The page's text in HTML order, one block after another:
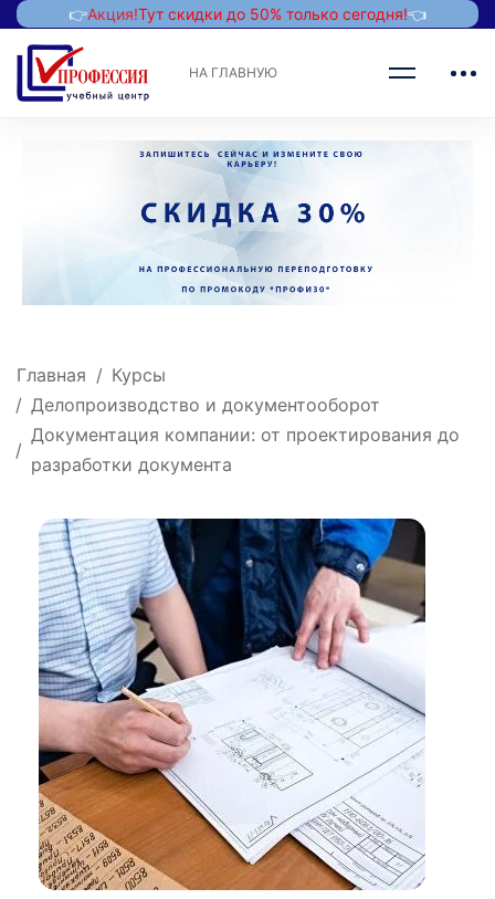
👉Акция!Тут скидки до 50% только сегодня!👈
НА ГЛАВНУЮ
Главная
Курсы
Делопроизводство и документооборот
Документация компании: от проектирования до
разработки документа